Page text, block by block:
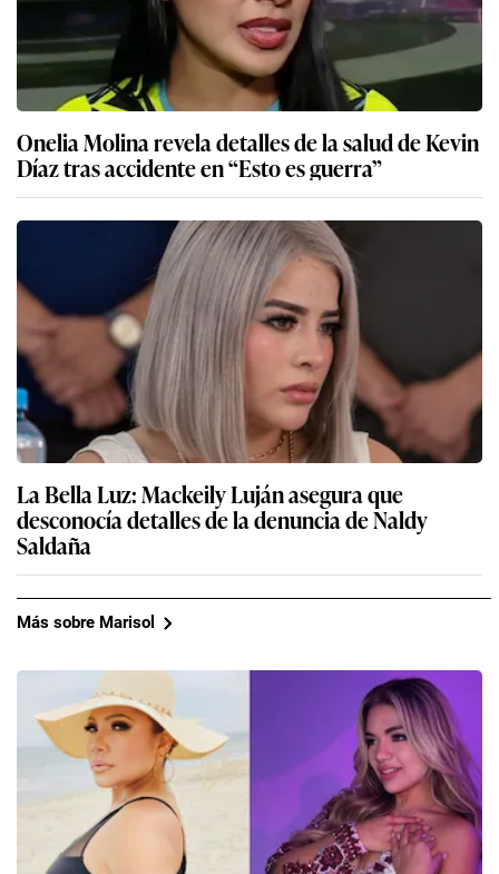
Onelia Molina revela detalles de la salud de Kevin
Díaz tras accidente en “Esto es guerra”
La Bella Luz: Mackeily Luján asegura que
desconocía detalles de la denuncia de Naldy
Saldaña
Más sobre Marisol